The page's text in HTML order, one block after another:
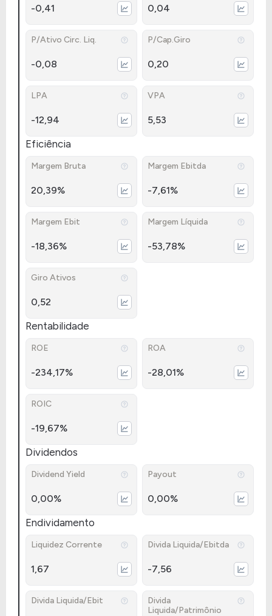
-0,41 0,04
P/Ativo Circ. Liq.
-0,08
P/Cap.Giro
0,20
LPA
-12,94
VPA
5,53
Eficiência
Margem Bruta
20,39%
Margem Ebitda
-7,61%
Margem Ebit
-18,36%
Margem Líquida
-53,78%
Giro Ativos
0,52
Rentabilidade
ROE
-234,17%
ROA
-28,01%
ROIC
-19,67%
Dividendos
Dividend Yield
0,00%
Payout
0,00%
Endividamento
Liquidez Corrente
1,67
Divida Liquida/Ebitda
-7,56
Divida Liquida/Ebit
Divida
Liquida/Patrimônio